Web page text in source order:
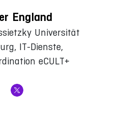
England
Universität
IT-Dienste,
eCULT+